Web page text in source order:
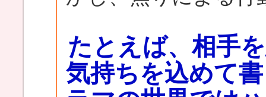
たとえば、相手
気持ちを込めて